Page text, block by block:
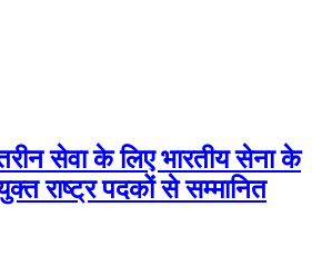
सेवा के लिए भारतीय सेना के
राष्ट्र पदकों से सम्मानित